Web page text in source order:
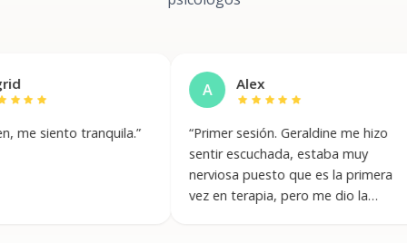
tranquila.”
Alex
star star star
“Primer sesión. Geraldine me hizo
sentir escuchada, estaba muy
nerviosa puesto que es la primera
vez en terapia, pero me dio la
“